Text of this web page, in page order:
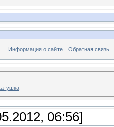
Информация о сайте Обратная связь
06:56]